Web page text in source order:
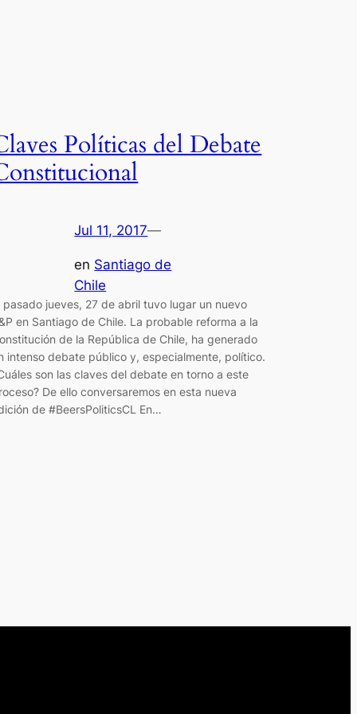
Políticas del Debate
Jul 11, 2017—
en Santiago de
Chile
pasado jueves, 27 de abril tuvo lugar un nuevo
en Santiago de Chile. La probable reforma a la
de la República de Chile, ha generado
intenso debate público y, especialmente, político.
son las claves del debate en torno a este
De ello conversaremos en esta nueva
de #BeersPoliticsCL En…